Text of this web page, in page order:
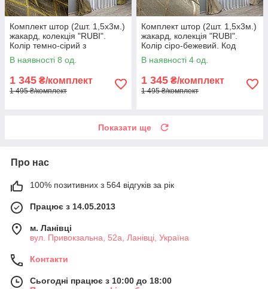
Комплект штор (2шт. 1,5х3м.)
жакард, колекція "RUBI".
Колір темно-сірий з
золотистим. Код 1757ш 33-
0722
В наявності 8 од.
1 345 ₴/комплект
1 495 ₴/комплект
Комплект штор (2шт. 1,5х3м.)
жакард, колекція "RUBI".
Колір сіро-бежевий. Код
1760ш 33-0719
В наявності 4 од.
1 345 ₴/комплект
1 495 ₴/комплект
Показати ще
Про нас
100% позитивних з 564 відгуків за рік
Працює з 14.05.2013
м. Ланівці
вул. Привокзальна, 52а, Ланівці, Україна
Контакти
Сьогодні працює з 10:00 до 18:00